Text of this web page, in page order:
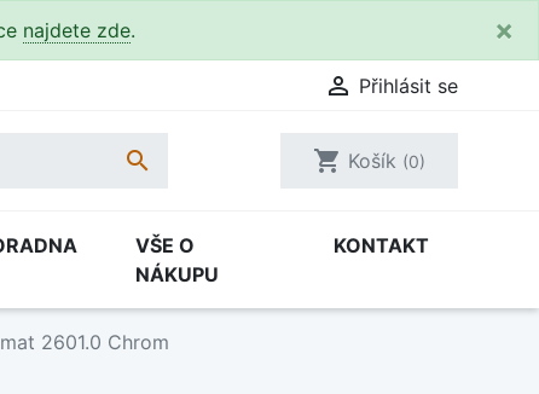
najdete zde. ×
 Přihlásit se
 shopping_cart Košík (0)
VŠE O
NÁKUPU
KONTAKT
2601.0 Chrom